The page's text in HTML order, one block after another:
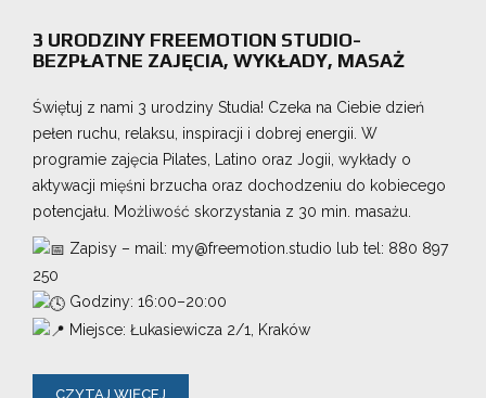
3 URODZINY FREEMOTION STUDIO-
BEZPŁATNE ZAJĘCIA, WYKŁADY, MASAŻ
Świętuj z nami 3 urodziny Studia! Czeka na Ciebie dzień
pełen ruchu, relaksu, inspiracji i dobrej energii. W
programie zajęcia Pilates, Latino oraz Jogii, wykłady o
aktywacji mięśni brzucha oraz dochodzeniu do kobiecego
potencjału. Możliwość skorzystania z 30 min. masażu.
Zapisy – mail: my@freemotion.studio lub tel: 880 897
250
Godziny: 16:00–20:00
Miejsce: Łukasiewicza 2/1, Kraków
CZYTAJ WIĘCEJ